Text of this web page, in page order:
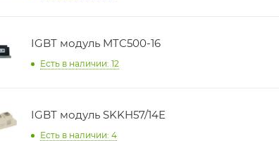
IGBT модуль MTC500-16
Есть в наличии: 12
IGBT модуль SKKH57/14E
Есть в наличии: 4